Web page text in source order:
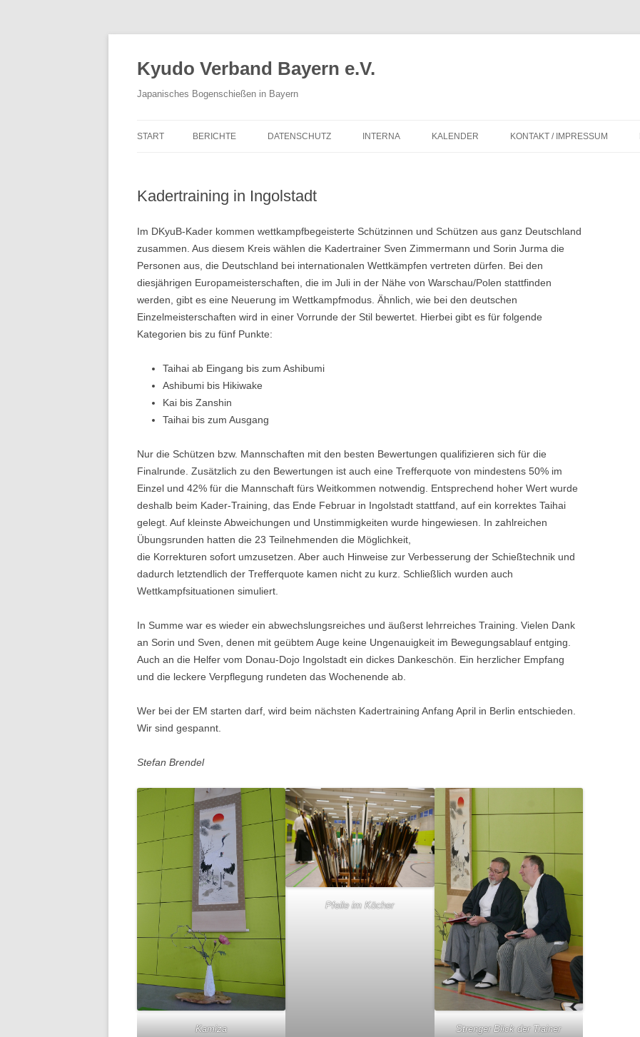
Kyudo Verband Bayern e.V.
Japanisches Bogenschießen in Bayern
START BERICHTE DATENSCHUTZ INTERNA KALENDER KONTAKT / IMPRESSUM
Kadertraining in Ingolstadt
Im DKyuB-Kader kommen wettkampfbegeisterte Schützinnen und Schützen aus ganz Deutschland
zusammen. Aus diesem Kreis wählen die Kadertrainer Sven Zimmermann und Sorin Jurma die
Personen aus, die Deutschland bei internationalen Wettkämpfen vertreten dürfen. Bei den
diesjährigen Europameisterschaften, die im Juli in der Nähe von Warschau/Polen stattfinden
werden, gibt es eine Neuerung im Wettkampfmodus. Ähnlich, wie bei den deutschen
Einzelmeisterschaften wird in einer Vorrunde der Stil bewertet. Hierbei gibt es für folgende
Kategorien bis zu fünf Punkte:
Taihai ab Eingang bis zum Ashibumi
Ashibumi bis Hikiwake
Kai bis Zanshin
Taihai bis zum Ausgang
Nur die Schützen bzw. Mannschaften mit den besten Bewertungen qualifizieren sich für die
Finalrunde. Zusätzlich zu den Bewertungen ist auch eine Trefferquote von mindestens 50% im
Einzel und 42% für die Mannschaft fürs Weitkommen notwendig. Entsprechend hoher Wert wurde
deshalb beim Kader-Training, das Ende Februar in Ingolstadt stattfand, auf ein korrektes Taihai
gelegt. Auf kleinste Abweichungen und Unstimmigkeiten wurde hingewiesen. In zahlreichen
Übungsrunden hatten die 23 Teilnehmenden die Möglichkeit,
die Korrekturen sofort umzusetzen. Aber auch Hinweise zur Verbesserung der Schießtechnik und
dadurch letztendlich der Trefferquote kamen nicht zu kurz. Schließlich wurden auch
Wettkampfsituationen simuliert.
In Summe war es wieder ein abwechslungsreiches und äußerst lehrreiches Training. Vielen Dank
an Sorin und Sven, denen mit geübtem Auge keine Ungenauigkeit im Bewegungsablauf entging.
Auch an die Helfer vom Donau-Dojo Ingolstadt ein dickes Dankeschön. Ein herzlicher Empfang
und die leckere Verpflegung rundeten das Wochenende ab.
Wer bei der EM starten darf, wird beim nächsten Kadertraining Anfang April in Berlin entschieden.
Wir sind gespannt.
Stefan Brendel
Kamiza
Pfeile im Köcher
Strenger Blick der Trainer